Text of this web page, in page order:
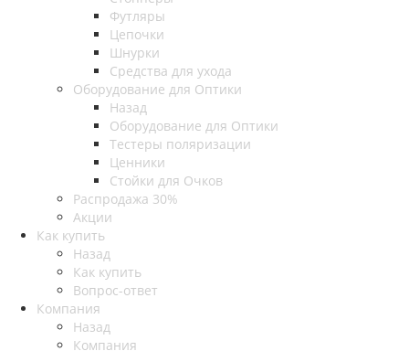
Футляры
Цепочки
Шнурки
Средства для ухода
Оборудование для Оптики
Назад
Оборудование для Оптики
Тестеры поляризации
Ценники
Стойки для Очков
Распродажа 30%
Акции
Как купить
Назад
Как купить
Вопрос-ответ
Компания
Назад
Компания